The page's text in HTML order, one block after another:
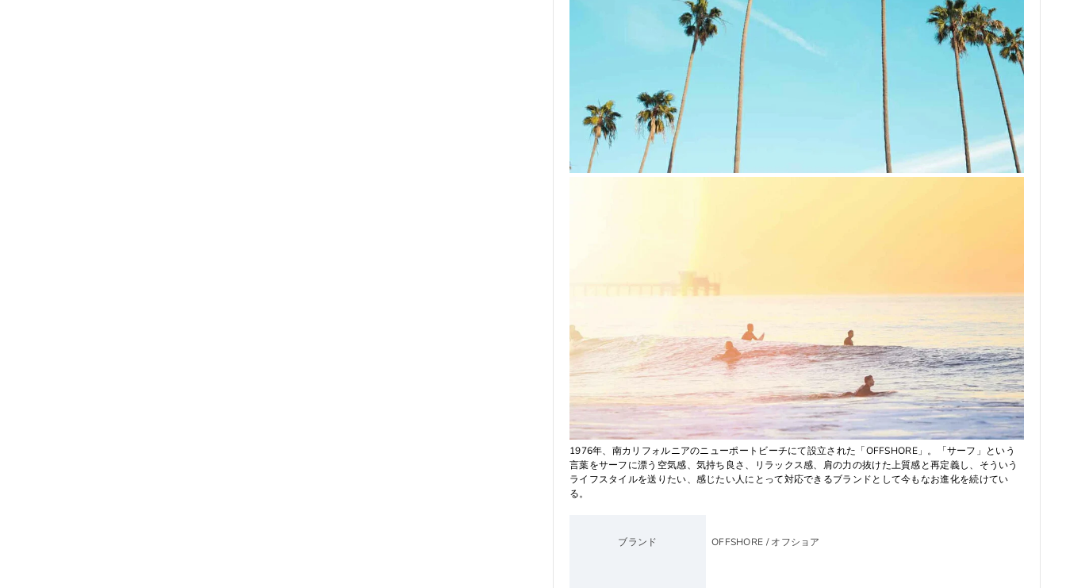
1976年、南カリフォルニアのニューポートビーチにて設立された「OFFSHORE」。「サーフ」という
言葉をサーフに漂う空気感、気持ち良さ、リラックス感、肩の力の抜けた上質感と再定義し、そういう
ライフスタイルを送りたい、感じたい人にとって対応できるブランドとして今もなお進化を続けてい
る。
ブランド OFFSHORE / オフショア